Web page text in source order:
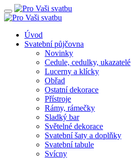
Úvod
Svatební půjčovna
Novinky
Cedule, cedulky, ukazatelé
Lucerny a klícky
Obřad
Ostatní dekorace
Přístroje
Rámy, rámečky
Sladký bar
Světelné dekorace
Svatební šaty a doplňky
Svatební tabule
Svícny